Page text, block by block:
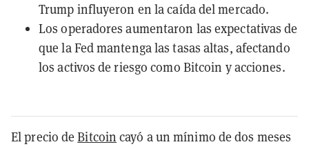
Trump influyeron en la caída del mercado.
Los operadores aumentaron las expectativas de
que la Fed mantenga las tasas altas, afectando
los activos de riesgo como Bitcoin y acciones.
El precio deBitcoin cayó a un mínimo de dos meses